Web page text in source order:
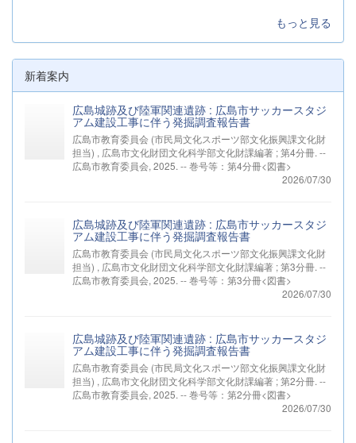
もっと見る
新着案内
広島城跡及び陸軍関連遺跡 : 広島市サッカースタジ
アム建設工事に伴う発掘調査報告書
広島市教育委員会 (市民局文化スポーツ部文化振興課文化財
担当) , 広島市文化財団文化科学部文化財課編著 ; 第4分冊. --
広島市教育委員会, 2025. -- 巻号等：第4分冊<図書>
2026/07/30
広島城跡及び陸軍関連遺跡 : 広島市サッカースタジ
アム建設工事に伴う発掘調査報告書
広島市教育委員会 (市民局文化スポーツ部文化振興課文化財
担当) , 広島市文化財団文化科学部文化財課編著 ; 第3分冊. --
広島市教育委員会, 2025. -- 巻号等：第3分冊<図書>
2026/07/30
広島城跡及び陸軍関連遺跡 : 広島市サッカースタジ
アム建設工事に伴う発掘調査報告書
広島市教育委員会 (市民局文化スポーツ部文化振興課文化財
担当) , 広島市文化財団文化科学部文化財課編著 ; 第2分冊. --
広島市教育委員会, 2025. -- 巻号等：第2分冊<図書>
2026/07/30